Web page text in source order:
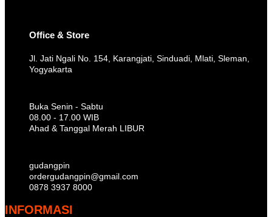
Office & Store
Jl. Jati Ngali No. 154, Karangjati, Sinduadi, Mlati, Sleman,
Yogyakarta
Buka Senin - Sabtu
08.00 - 17.00 WIB
Ahad & Tanggal Merah LIBUR
gudangpin
ordergudangpin@gmail.com
0878 3937 8000
INFORMASI